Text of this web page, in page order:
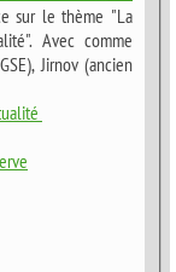
sur le thème "La
Avec comme
Jirnov (ancien